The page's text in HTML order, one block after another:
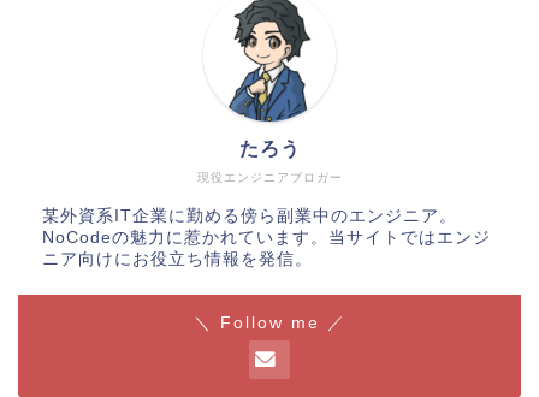
現役エンジニアブロガー
たろう
某外資系IT企業に勤める傍ら副業中のエンジニア。
NoCodeの魅力に惹かれています。当サイトではエンジ
ニア向けにお役立ち情報を発信。
＼ Follow me ／